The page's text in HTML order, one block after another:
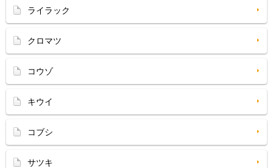
ライラック
クロマツ
コウゾ
キウイ
コブシ
サツキ